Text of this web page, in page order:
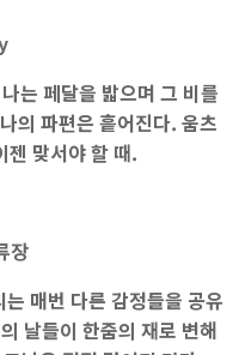
는 페달을 밟으며 그 비를
의 파편은 흩어진다. 움츠
젠 맞서야 할 때.
장
매번 다른 감정들을 공유
날들이 한줌의 재로 변해